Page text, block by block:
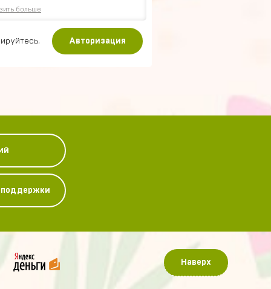
больше
Авторизация
поддержки
Наверх